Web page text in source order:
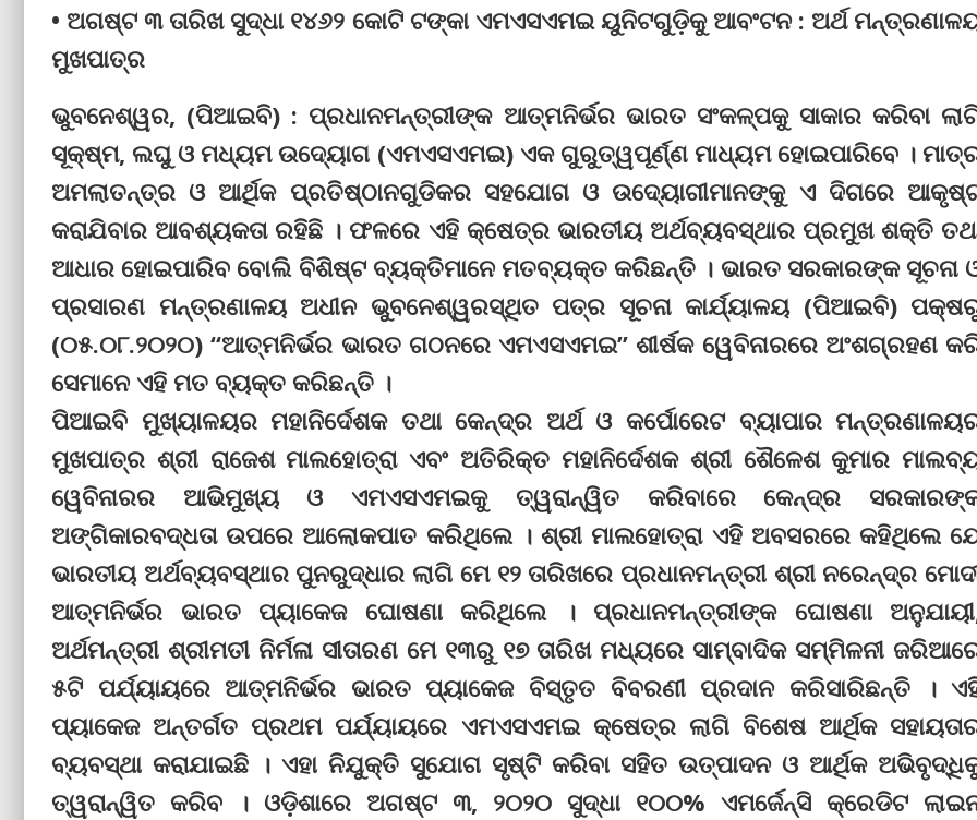
• ଅଗଷ୍ଟ ୩ ତାରିଖ ସୁଦ୍ଧା ୧୪୬୨ କୋଟି ଟଙ୍କା ଏମଏସଏମଇ ୟୁନିଟଗୁଡ଼ିକୁ ଆବଂଟନ : ଅର୍ଥ
ମୁଖପାତ୍ର
ଭୁବନେଶ୍ୱର, (ପିଆଇବି) : ପ୍ରଧାନମନ୍ତ୍ରୀଙ୍କ ଆତ୍ମନିର୍ଭର ଭାରତ ସଂକଳ୍ପକୁ ସାକାର କରିବା
ସୂକ୍ଷ୍ମ, ଲଘୁ ଓ ମଧ୍ୟମ ଉଦ୍ୟୋଗ (ଏମଏସଏମଇ) ଏକ ଗୁରୁତ୍ୱପୂର୍ଣ୍ଣ ମାଧ୍ୟମ ହୋଇପାରିବେ ।
ଅମଲାତନ୍ତ୍ର ଓ ଆର୍ଥିକ ପ୍ରତିଷ୍ଠାନଗୁଡିକର ସହଯୋଗ ଓ ଉଦ୍ୟୋଗୀମାନଙ୍କୁ ଏ ଦିଗରେ
କରାଯିବାର ଆବଶ୍ୟକତା ରହିଛି । ଫଳରେ ଏହି କ୍ଷେତ୍ର ଭାରତୀୟ ଅର୍ଥବ୍ୟବସ୍ଥାର ପ୍ରମୁଖ ଶକ୍ତି
ଆଧାର ହୋଇପାରିବ ବୋଲି ବିଶିଷ୍ଟ ବ୍ୟକ୍ତିମାନେ ମତବ୍ୟକ୍ତ କରିଛନ୍ତି । ଭାରତ ସରକାରଙ୍କ ସୂଚନା
ପ୍ରସାରଣ ମନ୍ତ୍ରଣାଳୟ ଅଧୀନ ଭୁବନେଶ୍ୱରସ୍ଥିତ ପତ୍ର ସୂଚନା କାର୍ଯ୍ୟାଳୟ (ପିଆଇବି)
(୦୫.୦୮.୨୦୨୦) “ଆତ୍ମନିର୍ଭର ଭାରତ ଗଠନରେ ଏମଏସଏମଇ” ଶୀର୍ଷକ ୱେବିନାରରେ ଅଂଶଗ୍ରହଣ
ସେମାନେ ଏହି ମତ ବ୍ୟକ୍ତ କରିଛନ୍ତି ।
ପିଆଇବି ମୁଖ୍ୟାଳୟର ମହାନିର୍ଦେଶକ ତଥା କେନ୍ଦ୍ର ଅର୍ଥ ଓ କର୍ପୋରେଟ ବ୍ୟାପାର
ମୁଖପାତ୍ର ଶ୍ରୀ ରାଜେଶ ମାଲହୋତ୍ରା ଏବଂ ଅତିରିକ୍ତ ମହାନିର୍ଦେଶକ ଶ୍ରୀ ଶୈଳେଶ କୁମାର
ୱେବିନାରର ଆଭିମୁଖ୍ୟ ଓ ଏମଏସଏମଇକୁ ତ୍ୱରାନ୍ୱିତ କରିବାରେ କେନ୍ଦ୍ର
ଅଙ୍ଗିକାରବଦ୍ଧତା ଉପରେ ଆଲୋକପାତ କରିଥିଲେ । ଶ୍ରୀ ମାଲହୋତ୍ରା ଏହି ଅବସରରେ କହିଥିଲେ
ଭାରତୀୟ ଅର୍ଥବ୍ୟବସ୍ଥାର ପୁନରୁଦ୍ଧାର ଲାଗି ମେ ୧୨ ତାରିଖରେ ପ୍ରଧାନମନ୍ତ୍ରୀ ଶ୍ରୀ ନରେନ୍ଦ୍ର
ଆତ୍ମନିର୍ଭର ଭାରତ ପ୍ୟାକେଜ ଘୋଷଣା କରିଥିଲେ । ପ୍ରଧାନମନ୍ତ୍ରୀଙ୍କ ଘୋଷଣା
ଅର୍ଥମନ୍ତ୍ରୀ ଶ୍ରୀମତୀ ନିର୍ମଳା ସୀତାରଣ ମେ ୧୩ରୁ ୧୭ ତାରିଖ ମଧ୍ୟରେ ସାମ୍ବାଦିକ ସମ୍ମିଳନୀ
୫ଟି ପର୍ଯ୍ୟାୟରେ ଆତ୍ମନିର୍ଭର ଭାରତ ପ୍ୟାକେଜ ବିସ୍ତୃତ ବିବରଣୀ ପ୍ରଦାନ କରିସାରିଛନ୍ତି ।
ପ୍ୟାକେଜ ଅନ୍ତର୍ଗତ ପ୍ରଥମ ପର୍ଯ୍ୟାୟରେ ଏମଏସଏମଇ କ୍ଷେତ୍ର ଲାଗି ବିଶେଷ ଆର୍ଥିକ
ବ୍ୟବସ୍ଥା କରାଯାଇଛି । ଏହା ନିଯୁକ୍ତି ସୁଯୋଗ ସୃଷ୍ଟି କରିବା ସହିତ ଉତ୍ପାଦନ ଓ ଆର୍ଥିକ
ତ୍ୱରାନ୍ୱିତ କରିବ । ଓଡ଼ିଶାରେ ଅଗଷ୍ଟ ୩, ୨୦୨୦ ସୁଦ୍ଧା ୧୦୦% ଏମର୍ଜେନ୍ସି କ୍ରେଡିଟ